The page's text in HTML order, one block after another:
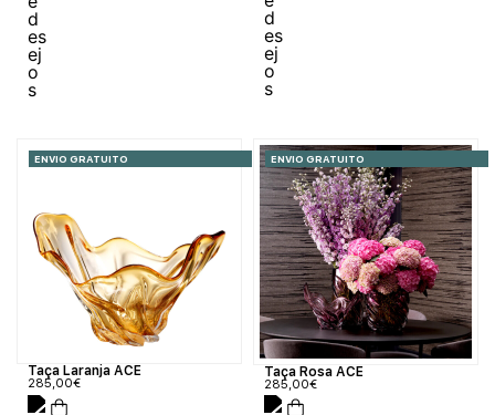
ENVIO GRATUITO
Taça Laranja ACE
285,00€
ENVIO GRATUITO
Taça Rosa ACE
285,00€